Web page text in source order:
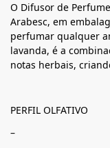
O Difusor de
Arabesc, em
perfumar qualquer
lavanda, é a
notas herbais,
PERFIL OLFATIVO
–